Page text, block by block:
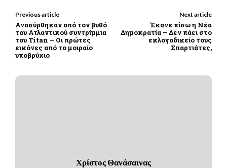
Previous article
Ανασύρθηκαν από τον βυθό
του Ατλαντικού συντρίμμια
του Titan – Οι πρώτες
εικόνες από το μοιραίο
υποβρύχιο
Next article
Έκανε πίσω η Νέα
Δημοκρατία – Δεν πάει στο
εκλογοδικείο τους
Σπαρτιάτες,
Χρίστος Θανάσαινας